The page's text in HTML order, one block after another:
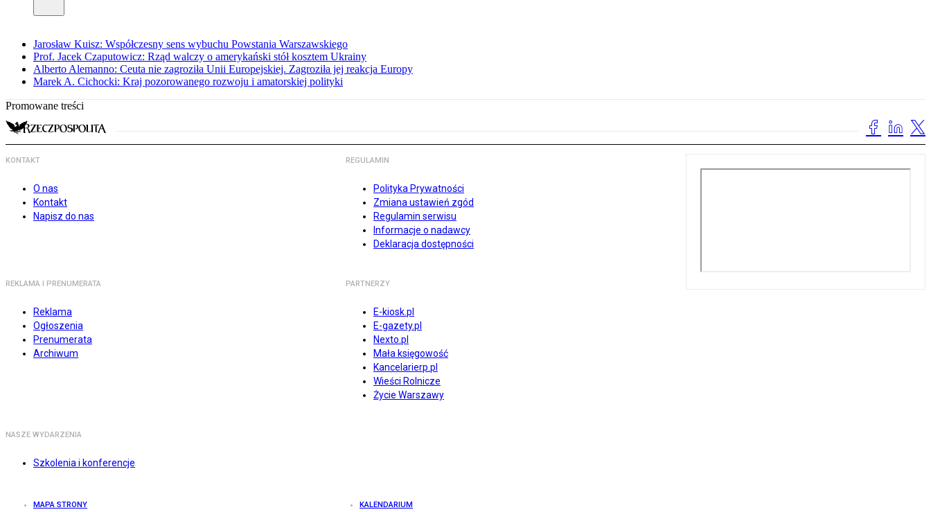
Jarosław Kuisz: Współczesny sens wybuchu Powstania Warszawskiego
Prof. Jacek Czaputowicz: Rząd walczy o amerykański stół kosztem Ukrainy
Alberto Alemanno: Ceuta nie zagroziła Unii Europejskiej. Zagroziła jej reakcja Europy
Marek A. Cichocki: Kraj pozorowanego rozwoju i amatorskiej polityki
Promowane treści
KONTAKT
O nas
Kontakt
Napisz do nas
REGULAMIN
Polityka Prywatności
Zmiana ustawień zgód
Regulamin serwisu
Informacje o nadawcy
Deklaracja dostępności
REKLAMA I PRENUMERATA
Reklama
Ogłoszenia
Prenumerata
Archiwum
PARTNERZY
E-kiosk.pl
E-gazety.pl
Nexto.pl
Mała księgowość
Kancelarierp.pl
Wieści Rolnicze
Życie Warszawy
NASZE WYDARZENIA
Szkolenia i konferencje
MAPA STRONY KALENDARIUM